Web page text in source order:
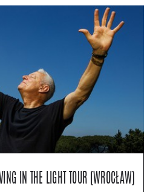
IN THE LIGHT TOUR (WROCŁAW)